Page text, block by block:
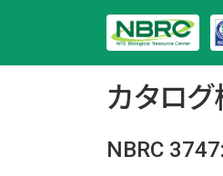
カタロ
NBRC 3747: